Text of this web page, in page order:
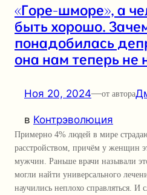
«Горе-шморе», а
быть хорошо.
понадобилась
она нам теперь не
Ноя 20, 2024—от автора
в Контрэволюция
Примерно 4% людей в мире
расстройством, причём у женщин
мужчин. Раньше врачи называли
могли найти универсального
научились неплохо справляться. И